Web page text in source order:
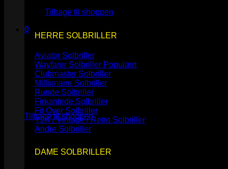
Tilbage til shoppen
0
Kurv
Ingen varer i kurven.
Tilbage til shoppen
HERRE SOLBRILLER
Aviator Solbriller
Wayfarer Solbriller
Clubmaster Solbriller
Millionaire Solbriller
Runde Solbriller
Firkantede Solbriller
Fit Over Solbriller
Y2K / Vintage / Retro Solbriller
Andre Solbriller
DAME SOLBRILLER